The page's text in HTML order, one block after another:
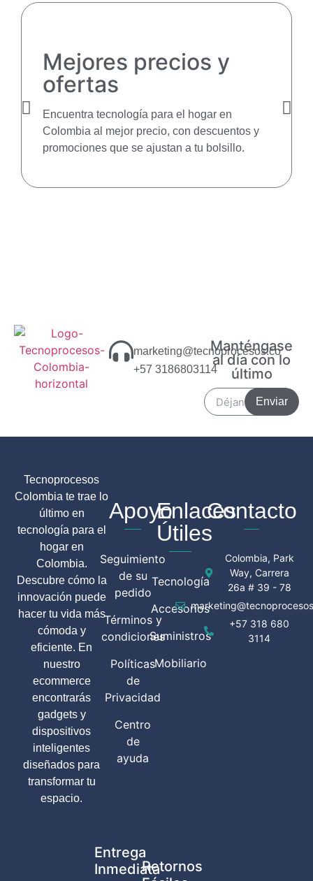
Mejores precios y
ofertas
Encuentra tecnología para el hogar en
Colombia al mejor precio, con descuentos y
promociones que se ajustan a tu bolsillo.
marketing@tecnoprocesos.co
+57 3186803114
Manténgase
al día con lo
último
Enviar
Tecnoprocesos
Colombia te trae lo
último en
tecnología para el
hogar en
Colombia.
Descubre cómo la
innovación puede
hacer tu vida más
cómoda y
eficiente. En
nuestro
ecommerce
encontrarás
gadgets y
dispositivos
inteligentes
diseñados para
transformar tu
espacio.
Entrega
InmediataRetornos
Apoyo
Seguimiento
de su
pedido
Términos y
condiciones
Políticas
de
Privacidad
Centro
de
ayuda
Enlaces
Útiles
Tecnología
Accesorios
Suministros
Mobiliario
Contacto
Colombia, Park
Way, Carrera
26a # 39 - 78
+57 318 680
3114